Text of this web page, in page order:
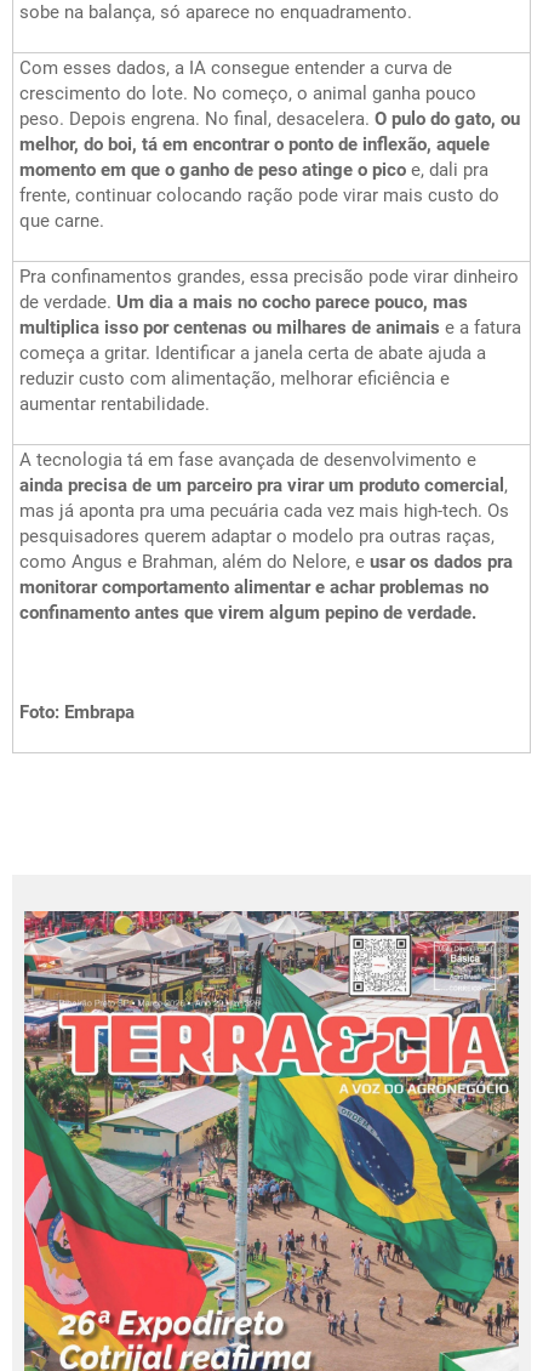
sobe na balança, só aparece no enquadramento.
Com esses dados, a IA consegue entender a curva de
crescimento do lote. No começo, o animal ganha pouco
peso. Depois engrena. No final, desacelera. O pulo do gato, ou
melhor, do boi, tá em encontrar o ponto de inflexão, aquele
momento em que o ganho de peso atinge o pico e, dali pra
frente, continuar colocando ração pode virar mais custo do
que carne.
Pra confinamentos grandes, essa precisão pode virar dinheiro
de verdade. Um dia a mais no cocho parece pouco, mas
multiplica isso por centenas ou milhares de animais e a fatura
começa a gritar. Identificar a janela certa de abate ajuda a
reduzir custo com alimentação, melhorar eficiência e
aumentar rentabilidade.
A tecnologia tá em fase avançada de desenvolvimento e
ainda precisa de um parceiro pra virar um produto comercial ,
mas já aponta pra uma pecuária cada vez mais high-tech. Os
pesquisadores querem adaptar o modelo pra outras raças,
como Angus e Brahman, além do Nelore, e usar os dados pra
monitorar comportamento alimentar e achar problemas no
confinamento antes que virem algum pepino de verdade.
Foto: Embrapa